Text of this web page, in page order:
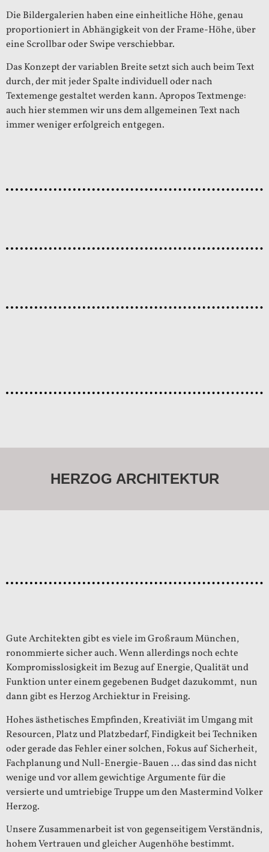
Die Bildergalerien haben eine einheitliche Höhe, genau
proportioniert in Abhängigkeit von der Frame-Höhe, über
eine Scrollbar oder Swipe verschiebbar.
Das Konzept der variablen Breite setzt sich auch beim Text
durch, der mit jeder Spalte individuell oder nach
Textemenge gestaltet werden kann. Apropos Textmenge:
auch hier stemmen wir uns dem allgemeinen Text nach
immer weniger erfolgreich entgegen.
HERZOG ARCHITEKTUR
Gute Architekten gibt es viele im Großraum München,
ronommierte sicher auch. Wenn allerdings noch echte
Kompromisslosigkeit im Bezug auf Energie, Qualität und
Funktion unter einem gegebenen Budget dazukommt, nun
dann gibt es Herzog Archiektur in Freising.
Hohes ästhetisches Empfinden, Kreativiät im Umgang mit
Resourcen, Platz und Platzbedarf, Findigkeit bei Techniken
oder gerade das Fehler einer solchen, Fokus auf Sicherheit,
Fachplanung und Null-Energie-Bauen … das sind das nicht
wenige und vor allem gewichtige Argumente für die
versierte und umtriebige Truppe um den Mastermind Volker
Herzog.
Unsere Zusammenarbeit ist von gegenseitigem Verständnis,
hohem Vertrauen und gleicher Augenhöhe bestimmt.